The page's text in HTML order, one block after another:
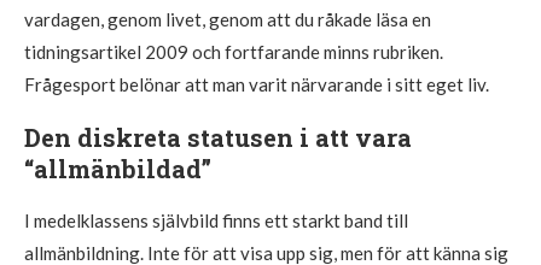
vardagen, genom livet, genom att du råkade läsa en
tidningsartikel 2009 och fortfarande minns rubriken.
Frågesport belönar att man varit närvarande i sitt eget liv.
Den diskreta statusen i att vara
“allmänbildad”
I medelklassens självbild finns ett starkt band till
allmänbildning. Inte för att visa upp sig, men för att känna sig